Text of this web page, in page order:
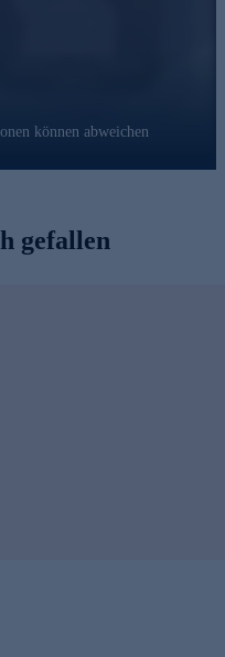
können abweichen
gefallen